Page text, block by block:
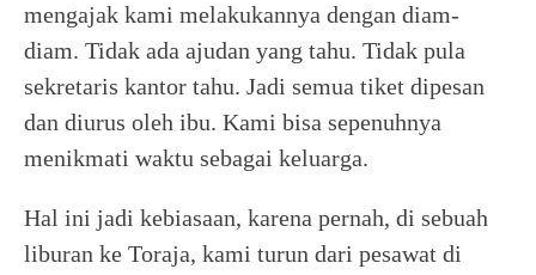
mengajak kami melakukannya dengan diam-
diam. Tidak ada ajudan yang tahu. Tidak pula
sekretaris kantor tahu. Jadi semua tiket dipesan
dan diurus oleh ibu. Kami bisa sepenuhnya
menikmati waktu sebagai keluarga.
Hal ini jadi kebiasaan, karena pernah, di sebuah
liburan ke Toraja, kami turun dari pesawat di